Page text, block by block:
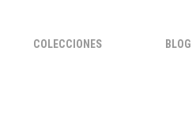
COLECCIONES BLOG